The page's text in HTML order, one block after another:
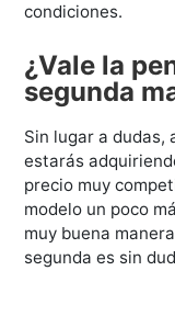
condiciones.
¿Vale la
segunda
Sin lugar a dudas,
estarás
precio muy
modelo un poco
muy buena
segunda es sin